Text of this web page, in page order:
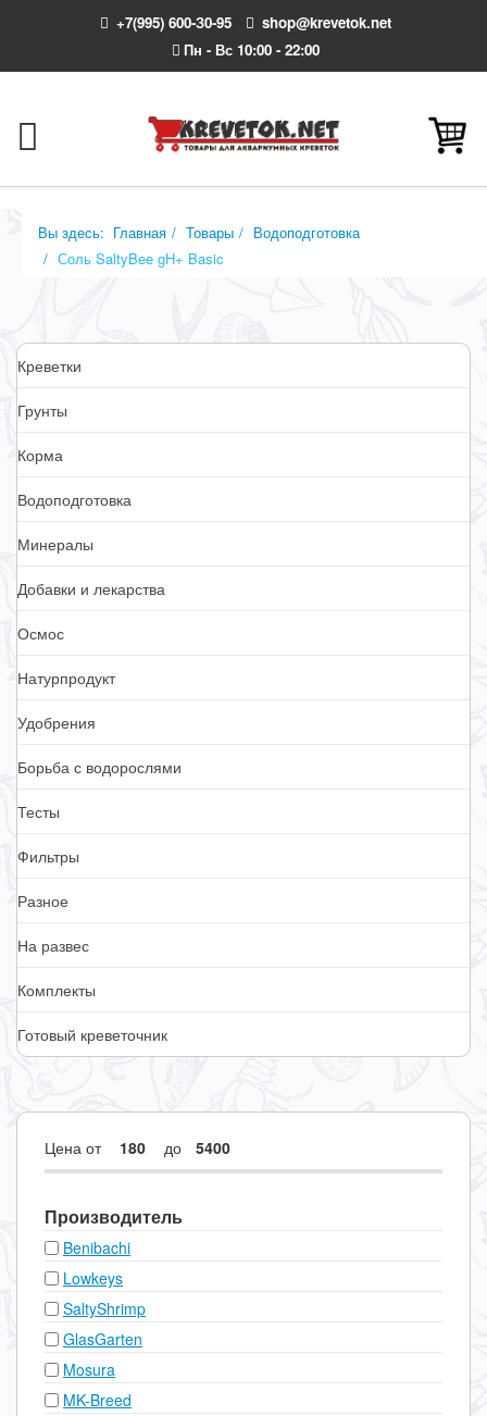
+7(995) 600-З0-95
shop@krevetok.net
Пн - Вс 10:00 - 22:00
Вы здесь: Главная Товары
Водоподготовка
Соль SaltyBee gH+ Basic
Креветки
Грунты
Корма
Водоподготовка
Минералы
Добавки и лекарства
Осмос
Натурпродукт
Удобрения
Борьба с водорослями
Тесты
Фильтры
Разное
На развес
Комплекты
Готовый креветочник
Цена от до
Производитель
Benibachi
Lowkeys
SaltyShrimp
GlasGarten
Mosura
MK-Breed